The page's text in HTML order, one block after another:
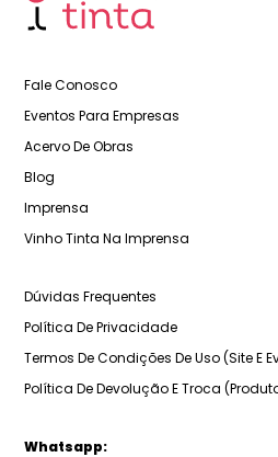
Fale Conosco
Eventos Para Empresas
Acervo De Obras
Blog
Imprensa
Vinho Tinta Na Imprensa
Dúvidas Frequentes
Política De Privacidade
Termos De Condições De Uso (Site E
Política De Devolução E Troca
Whatsapp: